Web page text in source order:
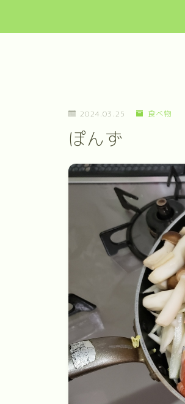
2024.03.25 食べ物
ぽんず